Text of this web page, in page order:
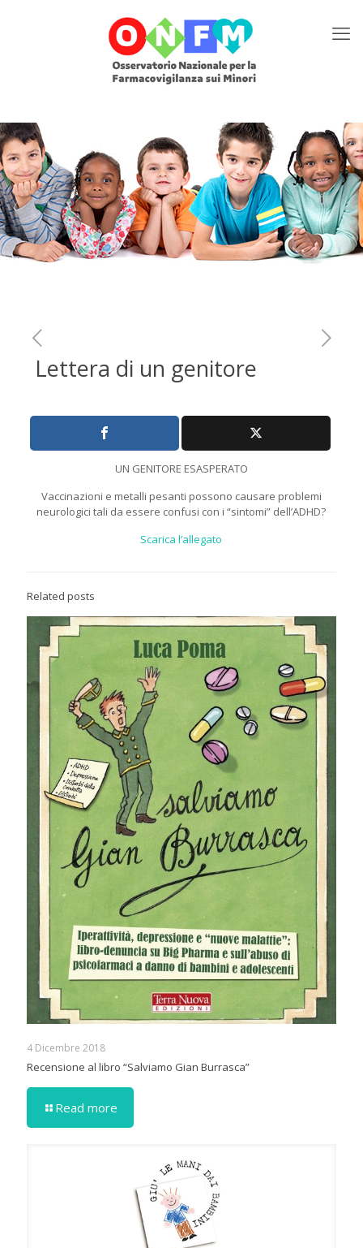
Lettera di un genitore
UN GENITORE ESASPERATO
Vaccinazioni e metalli pesanti possono causare problemi
neurologici tali da essere confusi con i “sintomi” dell’ADHD?
Scarica l’allegato
Related posts
4 Dicembre 2018
Recensione al libro “Salviamo Gian Burrasca”
Read more